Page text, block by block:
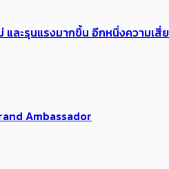
ละรุนแรงมากขึ้น อีกหนึ่งความเ
Ambassador